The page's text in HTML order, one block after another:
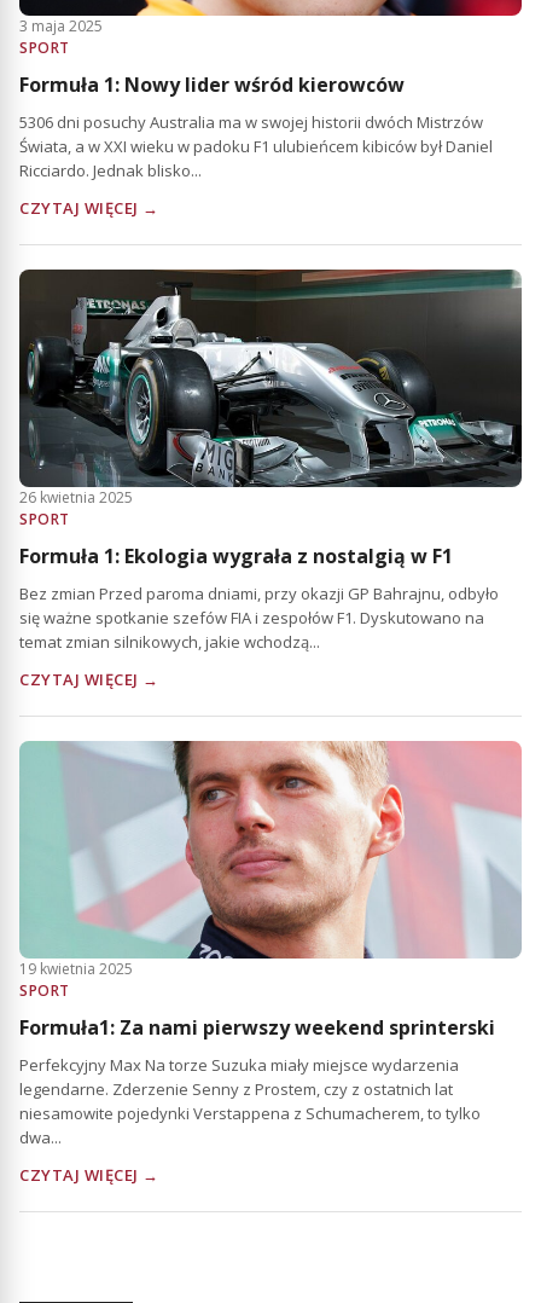
3 maja 2025
SPORT
Formuła 1: Nowy lider wśród kierowców
5306 dni posuchy Australia ma w swojej historii dwóch Mistrzów
Świata, a w XXI wieku w padoku F1 ulubieńcem kibiców był Daniel
Ricciardo. Jednak blisko...
CZYTAJ WIĘCEJ →
26 kwietnia 2025
SPORT
Formuła 1: Ekologia wygrała z nostalgią w F1
Bez zmian Przed paroma dniami, przy okazji GP Bahrajnu, odbyło
się ważne spotkanie szefów FIA i zespołów F1. Dyskutowano na
temat zmian silnikowych, jakie wchodzą...
CZYTAJ WIĘCEJ →
19 kwietnia 2025
SPORT
Formuła1: Za nami pierwszy weekend sprinterski
Perfekcyjny Max Na torze Suzuka miały miejsce wydarzenia
legendarne. Zderzenie Senny z Prostem, czy z ostatnich lat
niesamowite pojedynki Verstappena z Schumacherem, to tylko
dwa...
CZYTAJ WIĘCEJ →